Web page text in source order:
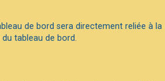
de bord sera directement reliée à la
tableau de bord.